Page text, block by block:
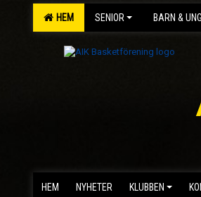
HEM SENIOR BARN &
HEM NYHETER KLUBBEN